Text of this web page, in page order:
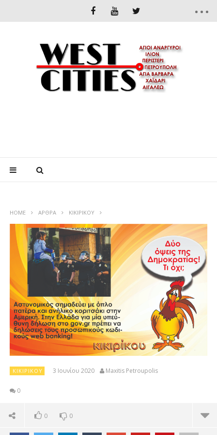
HOME ΆΡΘΡΑ ΚΙΚΙΡΙΚΟΥ
ΚΙΚΙΡΙΚΟΥ 3 Ιουνίου 2020 Maxitis Petroupolis
0
0 0